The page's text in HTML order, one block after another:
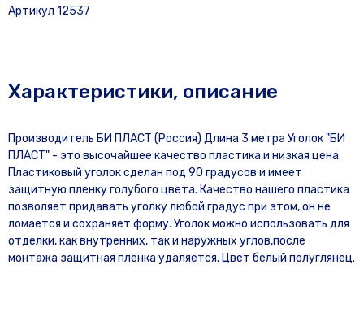
Артикул 12537
Характеристики, описание
Производитель БИ ПЛАСТ (Россия) Длина 3 метра Уголок "БИ
ПЛАСТ" - это высочайшее качество пластика и низкая цена.
Пластиковый уголок сделан под 90 градусов и имеет
защитную пленку голубого цвета. Качество нашего пластика
позволяет придавать уголку любой градус при этом, он не
ломается и сохраняет форму. Уголок можно использовать для
отделки, как внутренних, так и наружных углов,после
монтажа защитная пленка удаляется. Цвет белый полуглянец.